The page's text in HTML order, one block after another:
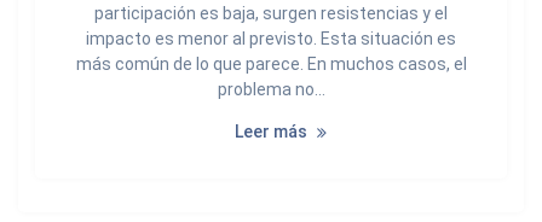
participación es baja, surgen resistencias y el
impacto es menor al previsto. Esta situación es
más común de lo que parece. En muchos casos, el
problema no…
Leer más